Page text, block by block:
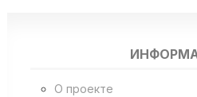
О проекте